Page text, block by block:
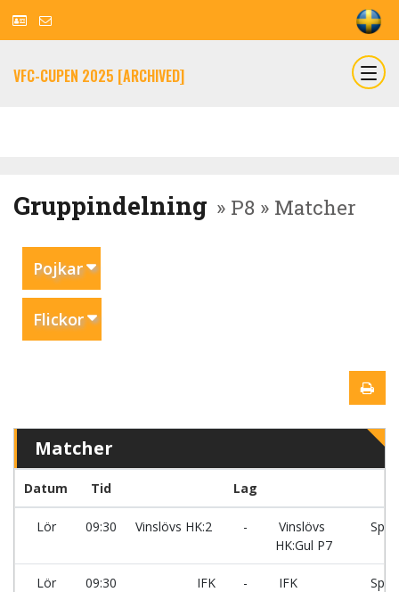
VFC-CUPEN 2025 [ARCHIVED]
Gruppindelning » P8 » Matcher
Pojkar
Flickor
Matcher
Datum Tid Lag
Lör 09:30 Vinslövs HK:2 -
Vinslövs
HK:Gul P7
Lör 09:30
IFK
-
IFK